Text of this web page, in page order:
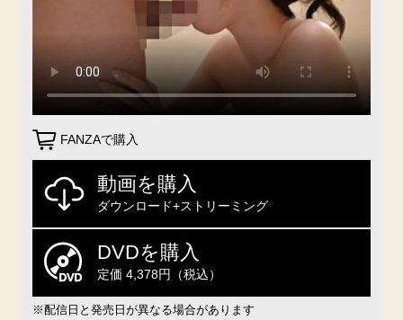
FANZAで購入
動画を購入
ダウンロード+ストリーミング
DVDを購入
定価 4,378円（税込）
※配信日と発売日が異なる場合があります